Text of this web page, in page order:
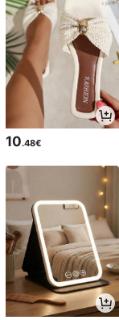
10.48€